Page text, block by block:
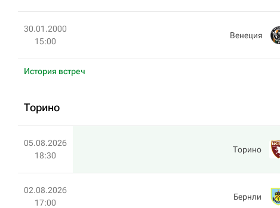
30.01.2000
15:00
Венеция
История встреч
Торино
05.08.2026
18:30
Торино
02.08.2026
17:00
Бернли